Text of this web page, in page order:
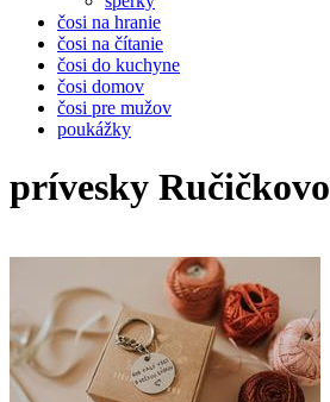
čosi na hranie
čosi na čítanie
čosi do kuchyne
čosi domov
čosi pre mužov
poukážky
prívesky Ručičkovo